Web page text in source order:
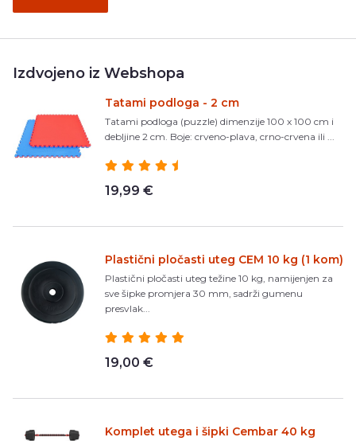
Izdvojeno iz Webshopa
Tatami podloga - 2 cm
Tatami podloga (puzzle) dimenzije 100 x 100 cm i
debljine 2 cm. Boje: crveno-plava, crno-crvena ili ...
19,99 €
Plastični pločasti uteg CEM 10 kg (1 kom)
Plastični pločasti uteg težine 10 kg, namijenjen za
sve šipke promjera 30 mm, sadrži gumenu
presvlak...
19,00 €
Komplet utega i šipki Cembar 40 kg